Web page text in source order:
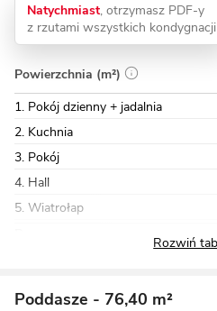
Natychmiast, otrzymasz PDF-y
z rzutami wszystkich kondygnacji
Powierzchnia (m²)
1. Pokój dzienny + jadalnia
2. Kuchnia
3. Pokój
4. Hall
5. Wiatrołap
Poddasze - 76,40 m²